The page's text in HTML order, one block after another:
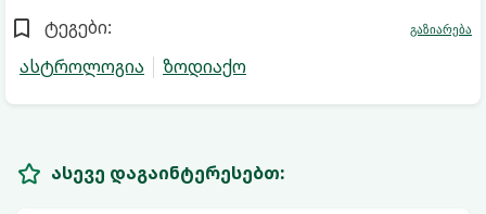
ტეგები:
ასტროლოგია
ზოდიაქო
გაზიარება
ასევე დაგაინტერესებთ: